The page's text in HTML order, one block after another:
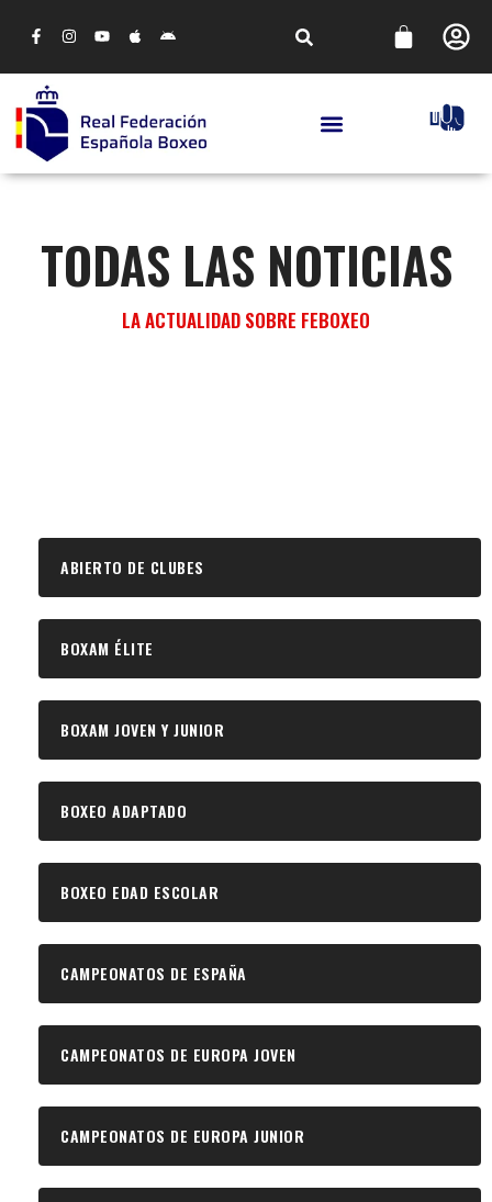
TODAS LAS NOTICIAS
LA ACTUALIDAD SOBRE FEBOXEO
ABIERTO DE CLUBES
BOXAM ÉLITE
BOXAM JOVEN Y JUNIOR
BOXEO ADAPTADO
BOXEO EDAD ESCOLAR
CAMPEONATOS DE ESPAÑA
CAMPEONATOS DE EUROPA JOVEN
CAMPEONATOS DE EUROPA JUNIOR